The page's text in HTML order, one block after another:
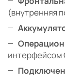
(внутренняя
интерфейсом